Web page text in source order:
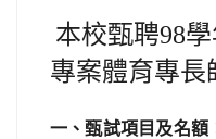
本校甄聘98
專案體育專長
一、甄試項目及名額